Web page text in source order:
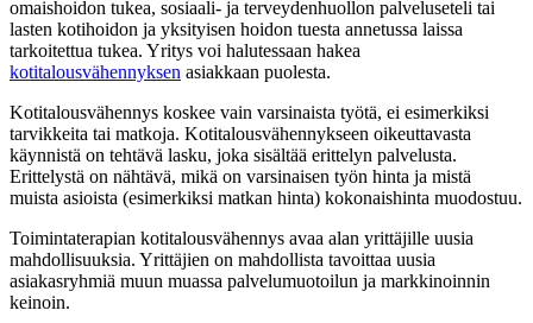
omaishoidon tukea, sosiaali- ja terveydenhuollon palveluseteli tai
lasten kotihoidon ja yksityisen hoidon tuesta annetussa laissa
tarkoitettua tukea. Yritys voi halutessaan hakea
kotitalousvähennyksen asiakkaan puolesta.
Kotitalousvähennys koskee vain varsinaista työtä, ei esimerkiksi
tarvikkeita tai matkoja. Kotitalousvähennykseen oikeuttavasta
käynnistä on tehtävä lasku, joka sisältää erittelyn palvelusta.
Erittelystä on nähtävä, mikä on varsinaisen työn hinta ja mistä
muista asioista (esimerkiksi matkan hinta) kokonaishinta muodostuu.
Toimintaterapian kotitalousvähennys avaa alan yrittäjille uusia
mahdollisuuksia. Yrittäjien on mahdollista tavoittaa uusia
asiakasryhmiä muun muassa palvelumuotoilun ja markkinoinnin
keinoin.